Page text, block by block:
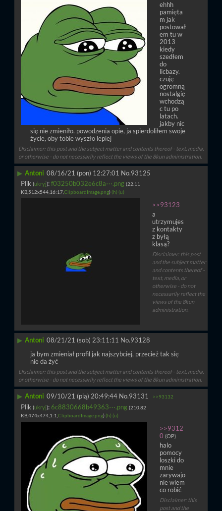
ehhh
pamięta
m jak
postował
em tu w
2013
kiedy
szedłem
do
licbazy.
czuję
ogromną
nostalgię
wchodzą
c tu po
latach.
jakby nic
się nie zmieniło. powodzenia opie, ja spierdoliłem swoje
życie, oby tobie wyszło lepiej
Disclaimer: this post and the subject matter and contents thereof - text, media,
or otherwise - do not necessarily reflect the views of the 8kun administration.
▶ Antoni 08/16/21 (pon) 12:27:01 No.93125
Plik (ukryj):f03250b032e6c8a⋯.png (22.11
KB,512x544,16:17,ClipboardImage.png)(h) (u)
>>93123
a
utrzymujes
z kontakty
z byłą
klasą?
Disclaimer: this post
and the subject matter
and contents thereof -
text, media, or
otherwise - do not
necessarily reflect the
views of the 8kun
administration.
▶ Antoni 08/21/21 (sob) 23:11:11 No.93128
ja bym zmieniał profil jak najszybciej, przecież tak się
nie da żyć
Disclaimer: this post and the subject matter and contents thereof - text, media,
or otherwise - do not necessarily reflect the views of the 8kun administration.
▶ Antoni 09/10/21 (pią) 20:49:44 No.93131 >>93132
Plik (ukryj): 6c8830668b49363⋯.png (210.82
KB,474x474,1:1, ClipboardImage.png)(h) (u)
>>9312
0 (OP)
halo
pomocy
loszki do
mnie
zarywajo
nie wiem
co robić
Disclaimer: this
post and the